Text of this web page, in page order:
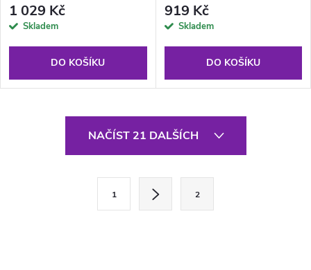
1 029 Kč
Skladem
DO KOŠÍKU
919 Kč
Skladem
DO KOŠÍKU
NAČÍST 21 DALŠÍCH
1 2